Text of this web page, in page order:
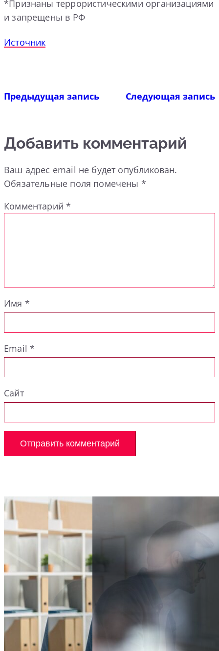
*Признаны террористическими организациями
и запрещены в РФ
Источник
Предыдущая запись Следующая запись
Добавить комментарий
Ваш адрес email не будет опубликован.
Обязательные поля помечены *
Комментарий*
Имя *
Email*
Сайт